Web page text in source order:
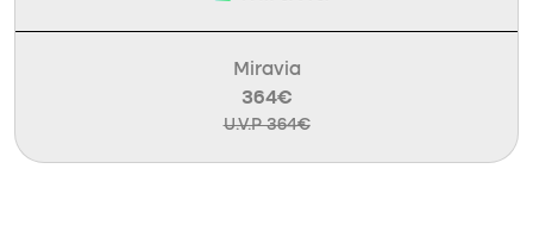
Miravia
364€
U.V.P 364€